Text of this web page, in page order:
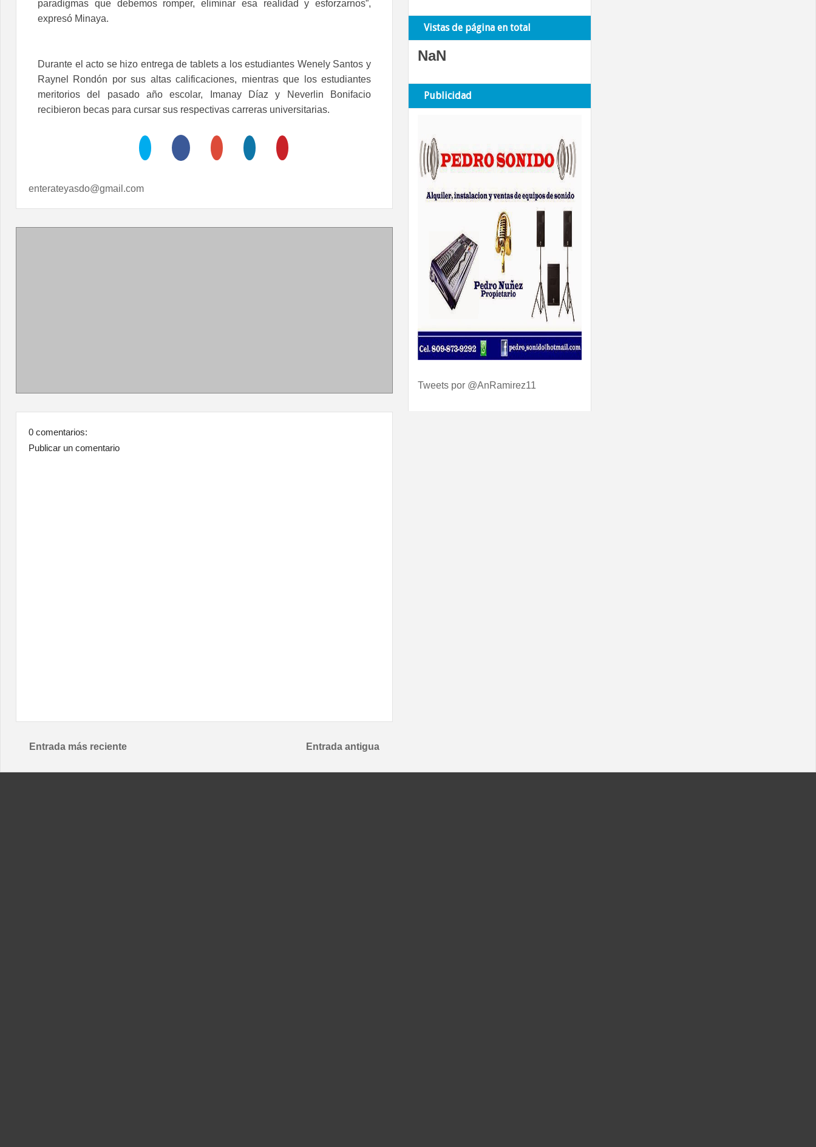
paradigmas que debemos romper, eliminar esa realidad y esforzarnos”,
expresó Minaya.
Durante el acto se hizo entrega de tablets a los estudiantes Wenely Santos y
Raynel Rondón por sus altas calificaciones, mientras que los estudiantes
meritorios del pasado año escolar, Imanay Díaz y Neverlin Bonifacio
recibieron becas para cursar sus respectivas carreras universitarias.
enterateyasdo@gmail.com
0 comentarios:
Publicar un comentario
Entrada más reciente Entrada antigua
Vistas de página en total
NaN
Publicidad
Tweets por @AnRamirez11